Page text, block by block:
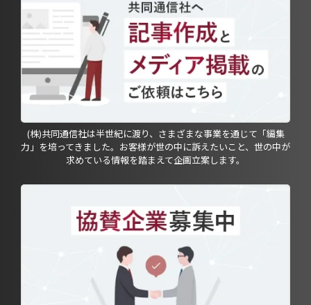
(株)共同通信社は半世紀に渡り、さまざまな事業を通じて「編集
力」を培ってきました。お客様が世の中に訴えたいこと、世の中が
求めている情報を踏まえて企画立案します。